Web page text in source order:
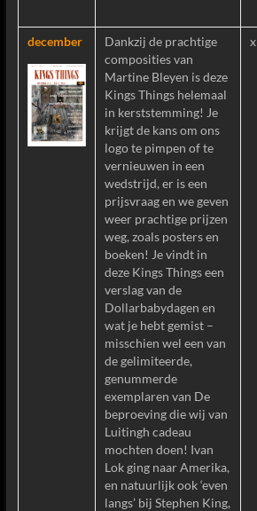
december
Dankzij de prachtige
composities van
Martine Bleyen is deze
Kings Things helemaal
in kerststemming! Je
krijgt de kans om ons
logo te pimpen of te
vernieuwen in een
wedstrijd, er is een
prijsvraag en we geven
weer prachtige prijzen
weg, zoals posters en
boeken! Je vindt in
deze Kings Things een
verslag van de
Dollarbabydagen en
wat je hebt gemist –
misschien wel een van
de gelimiteerde,
genummerde
exemplaren van De
beproeving die wij van
Luitingh cadeau
mochten doen! Ivan
Lok ging naar Amerika,
en natuurlijk ook ‘even
langs’ bij Stephen King,
x